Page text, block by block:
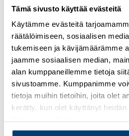
Tämä sivusto käyttää evästeitä
Käytämme evästeitä
räätälöimiseen, sosiaalisen
tukemiseen ja kävijämäärämme
jaamme sosiaalisen median,
alan kumppaneillemme tietoja
sivustoamme. Kumppanimme
tietoja muihin tietoihin, joita olet
kerätty, kun olet käyttänyt heidän
Kirjaudu sisään nähdäksesi
verkkokauppaa
Osastot:Omron , Uudet tuotteet
TUTUSTU MYÖS